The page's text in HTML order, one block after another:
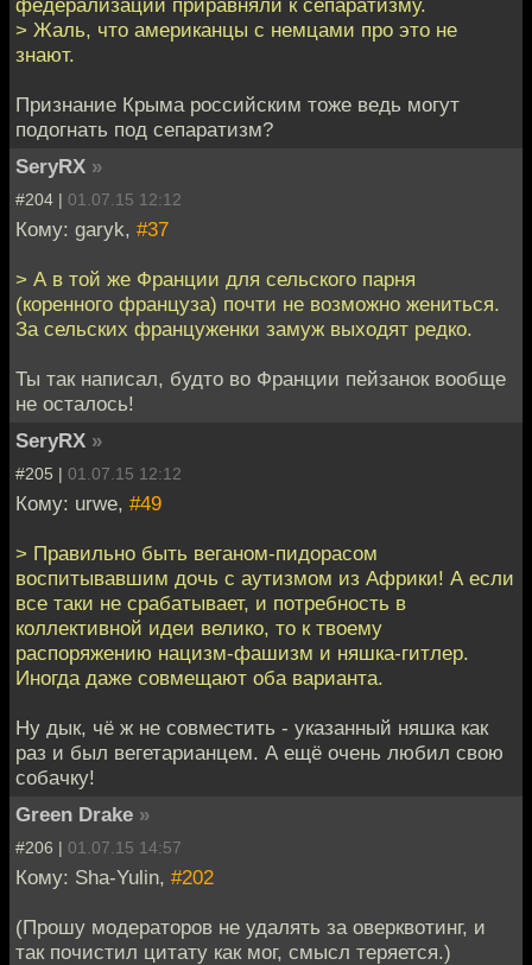
> Жаль, что американцы с немцами про это не
знают.
Признание Крыма российским тоже ведь могут
подогнать под сепаратизм?
SeryRX »
#204 | 01.07.15 12:12
Кому: garyk, #37
> А в той же Франции для сельского парня
(коренного француза) почти не возможно жениться.
За сельских француженки замуж выходят редко.
Ты так написал, будто во Франции пейзанок вообще
не осталось!
SeryRX »
#205 | 01.07.15 12:12
Кому: urwe, #49
> Правильно быть веганом-пидорасом
воспитывавшим дочь с аутизмом из Африки! А если
все таки не срабатывает, и потребность в
коллективной идеи велико, то к твоему
распоряжению нацизм-фашизм и няшка-гитлер.
Иногда даже совмещают оба варианта.
Ну дык, чё ж не совместить - указанный няшка как
раз и был вегетарианцем. А ещё очень любил свою
собачку!
Green Drake »
#206 | 01.07.15 14:57
Кому: Sha-Yulin, #202
(Прошу модераторов не удалять за оверквотинг, и
так почистил цитату как мог, смысл теряется.)